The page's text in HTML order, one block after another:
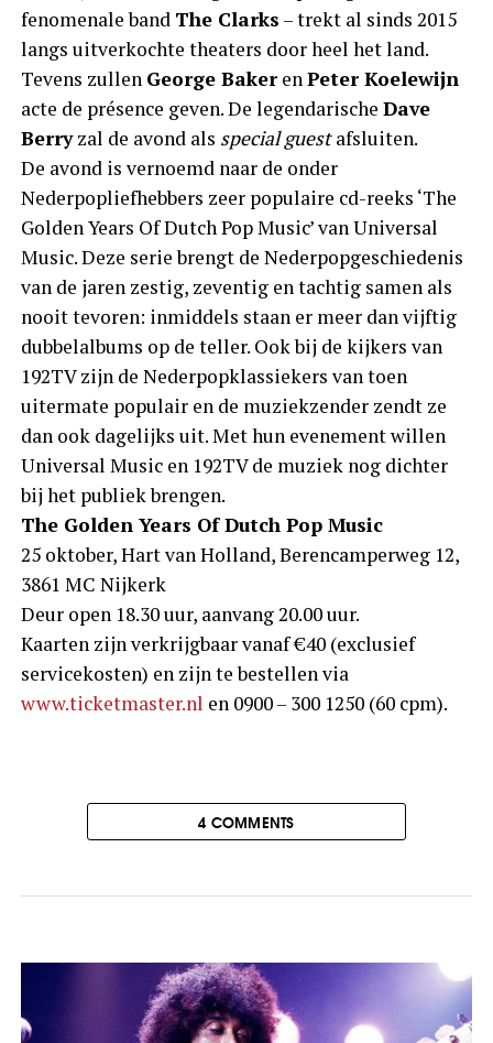
fenomenale band The Clarks – trekt al sinds 2015
langs uitverkochte theaters door heel het land.
Tevens zullen George BakerenPeter Koelewijn
acte de présence geven. De legendarische Dave
Berryzal de avond als special guestafsluiten.
De avond is vernoemd naar de onder
Nederpopliefhebbers zeer populaire cd-reeks ‘The
Golden Years Of Dutch Pop Music’ van Universal
Music. Deze serie brengt de Nederpopgeschiedenis
van de jaren zestig, zeventig en tachtig samen als
nooit tevoren: inmiddels staan er meer dan vijftig
dubbelalbums op de teller. Ook bij de kijkers van
192TV zijn de Nederpopklassiekers van toen
uitermate populair en de muziekzender zendt ze
dan ook dagelijks uit. Met hun evenement willen
Universal Music en 192TV de muziek nog dichter
bij het publiek brengen.
The Golden Years Of Dutch Pop Music
25 oktober, Hart van Holland, Berencamperweg 12,
3861 MC Nijkerk
Deur open 18.30 uur, aanvang 20.00 uur.
Kaarten zijn verkrijgbaar vanaf €40 (exclusief
servicekosten) en zijn te bestellen via
www.ticketmaster.nl en 0900 – 300 1250 (60 cpm).
4 COMMENTS